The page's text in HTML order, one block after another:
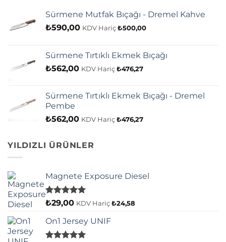
Sürmene Mutfak Bıçağı - Dremel Kahve
₺590,00 KDV Hariç ₺500,00
Sürmene Tırtıklı Ekmek Bıçağı
₺562,00 KDV Hariç ₺476,27
Sürmene Tırtıklı Ekmek Bıçağı - Dremel
Pembe
₺562,00 KDV Hariç ₺476,27
YILDIZLI ÜRÜNLER
Magnete Exposure Diesel
5 üzerinden
oy
aldı
₺29,00 KDV Hariç ₺24,58
On1 Jersey UNIF